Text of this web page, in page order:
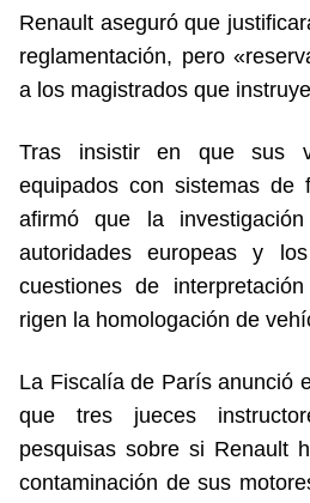
Renault aseguró que
reglamentación, pero
a los magistrados que
Tras insistir en que sus
equipados con sistemas de
afirmó que la
autoridades europeas y
cuestiones de
rigen la homologación de
La Fiscalía de París anunció
que tres jueces
pesquisas sobre si Renault
contaminación de sus